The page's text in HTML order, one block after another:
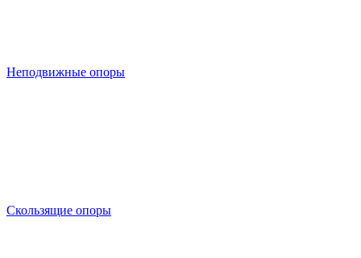
Неподвижные опоры
Скользящие опоры